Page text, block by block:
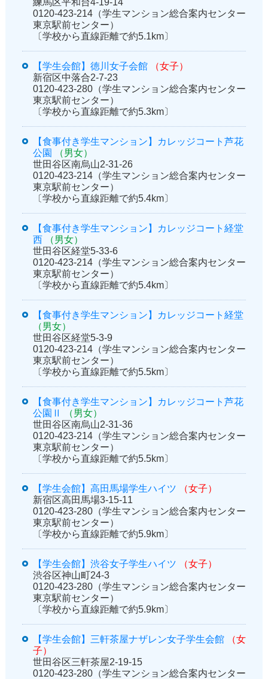
練馬区平和台4-19-14
0120-423-214（学生マンション総合案内センター
東京駅前センター）
〔学校から直線距離で約5.1km〕
【学生会館】徳川女子会館
（女子）
新宿区中落合2-7-23
0120-423-280（学生マンション総合案内センター
東京駅前センター）
〔学校から直線距離で約5.3km〕
【食事付き学生マンション】カレッジコート芦花
公園
（男女）
世田谷区南烏山2-31-26
0120-423-214（学生マンション総合案内センター
東京駅前センター）
〔学校から直線距離で約5.4km〕
【食事付き学生マンション】カレッジコート経堂
西
（男女）
世田谷区経堂5-33-6
0120-423-214（学生マンション総合案内センター
東京駅前センター）
〔学校から直線距離で約5.4km〕
【食事付き学生マンション】カレッジコート経堂
（男女）
世田谷区経堂5-3-9
0120-423-214（学生マンション総合案内センター
東京駅前センター）
〔学校から直線距離で約5.5km〕
【食事付き学生マンション】カレッジコート芦花
公園Ⅱ
（男女）
世田谷区南烏山2-31-36
0120-423-214（学生マンション総合案内センター
東京駅前センター）
〔学校から直線距離で約5.5km〕
【学生会館】高田馬場学生ハイツ
（女子）
新宿区高田馬場3-15-11
0120-423-280（学生マンション総合案内センター
東京駅前センター）
〔学校から直線距離で約5.9km〕
【学生会館】渋谷女子学生ハイツ
（女子）
渋谷区神山町24-3
0120-423-280（学生マンション総合案内センター
東京駅前センター）
〔学校から直線距離で約5.9km〕
【学生会館】三軒茶屋ナザレン女子学生会館
（女
子）
世田谷区三軒茶屋2-19-15
0120-423-280（学生マンション総合案内センター